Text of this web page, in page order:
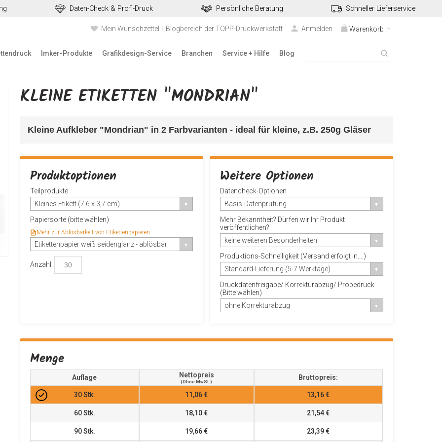
Daten-Check & Profi-Druck Persönliche Beratung Schneller Lieferservice
Warenkorb
Mein Wunschzettel Blogbereich der TOPP-Druckwerkstatt Anmelden
Imker-Produkte Grafikdesign-Service Branchen Service + Hilfe Blog
KLEINE ETIKETTEN "MONDRIAN"
Kleine Aufkleber "Mondrian" in 2 Farbvarianten - ideal für kleine, z.B. 250g Gläser
Produktoptionen
Teilprodukte
Kleines Etikett (7,6 x 3,7 cm)
Papiersorte (bitte wählen)
Mehr zur Ablösbarkeit von Etikettenpapieren
Etikettenpapier weiß seidenglanz - ablösbar
Anzahl:
Weitere Optionen
Datencheck-Optionen
Basis-Datenprüfung
Mehr Bekanntheit? Dürfen wir Ihr Produkt
veröffentlichen?
keine weiteren Besonderheiten
Produktions-Schnelligkeit (Versand erfolgt in....)
Standard-Lieferung (5-7 Werktage)
Druckdatenfreigabe/ Korrekturabzug/ Probedruck
(Bitte wählen)
ohne Korrekturabzug
Menge
Auflage Nettopreis
(ohne MwSt.)
Bruttopreis:
30Stk. 11,06 € 13,16 €
60Stk. 18,10 € 21,54 €
90Stk. 19,66 € 23,39 €